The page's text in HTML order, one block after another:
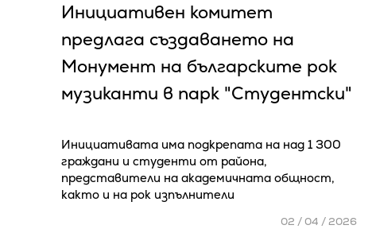
Инициативен комитет
предлага създаването на
Монумент на българските рок
музиканти в парк "Студентски"
Инициативата има подкрепата на над 1 300
граждани и студенти от района,
представители на академичната общност,
както и на рок изпълнители
02 / 04 / 2026